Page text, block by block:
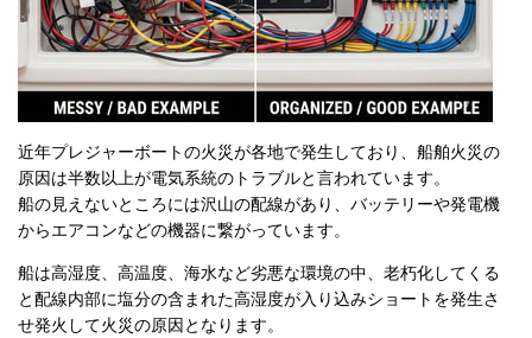
近年プレジャーボートの火災が各地で発生しており、船舶火災の
原因は半数以上が電気系統のトラブルと言われています。
船の見えないところには沢山の配線があり、バッテリーや発電機
からエアコンなどの機器に繋がっています。
船は高湿度、高温度、海水など劣悪な環境の中、老朽化してくる
と配線内部に塩分の含まれた高湿度が入り込みショートを発生さ
せ発火して火災の原因となります。